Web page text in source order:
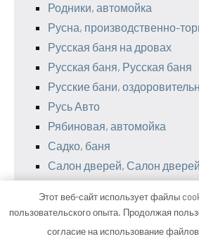
Родники, автомойка
Русна, производственно-
Русская баня на дровах
Русская баня, Русская баня
Русские бани,
Русь Авто
Рябиновая, автомойка
Садко, баня
Салон дверей, Салон дверей
Сауна для друзей
Этот веб-сайт использует файлы
пользовательского опыта. Продолжая
согласие на использование